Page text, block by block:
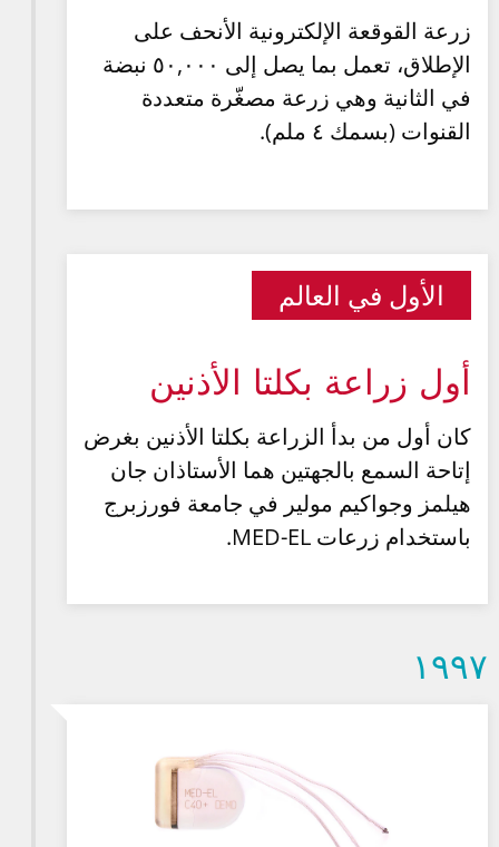
زرعة القوقعة الإلكترونية الأنحف على
الإطلاق، تعمل بما يصل إلى ٥٠,٠٠٠ نبضة
في الثانية وهي زرعة مصغّرة متعددة
القنوات (بسمك ٤ ملم).
الأول في العالم
أول زراعة بكلتا الأذنين
كان أول من بدأ الزراعة بكلتا الأذنين بغرض
إتاحة السمع بالجهتين هما الأستاذان جان
هيلمز وجواكيم مولير في جامعة فورزبرج
باستخدام زرعات MED-EL.
۱۹۹۷